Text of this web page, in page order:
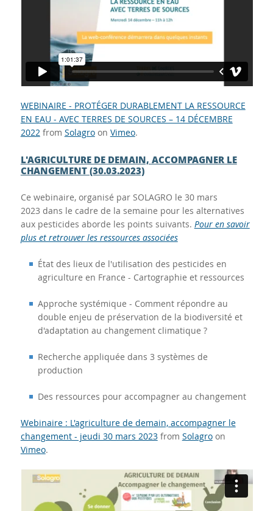
WEBINAIRE - PROTÉGER DURABLEMENT LA RESSOURCE
EN EAU - AVEC TERRES DE SOURCES – 14 DÉCEMBRE
2022from Solagroon Vimeo.
L'AGRICULTURE DE DEMAIN, ACCOMPAGNER LE
CHANGEMENT (30.03.2023)
Ce webinaire, organisé par SOLAGRO le 30 mars
2023 dans le cadre de la semaine pour les alternatives
aux pesticides aborde les points suivants. Pour en savoir
plus et retrouver les ressources associées
État des lieux de l'utilisation des pesticides en
agriculture en France - Cartographie et ressources
Approche systémique - Comment répondre au
double enjeu de préservation de la biodiversité et
d'adaptation au changement climatique ?
Recherche appliquée dans 3 systèmes de
production
Des ressources pour accompagner au changement
Webinaire : L'agriculture de demain, accompagner le
changement - jeudi 30 mars 2023from Solagroon
Vimeo.